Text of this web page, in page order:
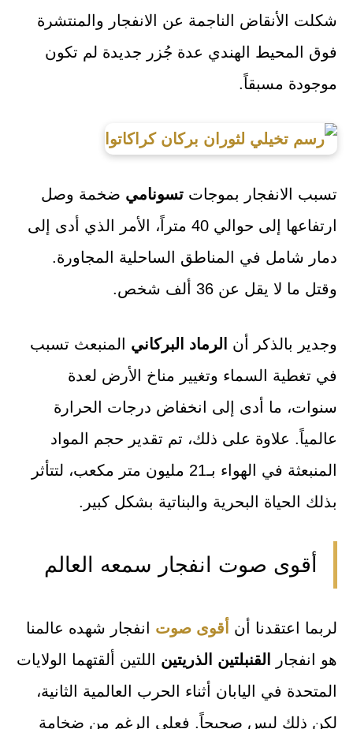
شكلت الأنقاض الناجمة عن الانفجار والمنتشرة
فوق المحيط الهندي عدة جُزر جديدة لم تكون
موجودة مسبقاً.
تسبب الانفجار بموجات تسونامي ضخمة وصل
ارتفاعها إلى حوالي 40 متراً، الأمر الذي أدى إلى
دمار شامل في المناطق الساحلية المجاورة.
وقتل ما لا يقل عن 36 ألف شخص.
وجدير بالذكر أن الرماد البركاني المنبعث تسبب
في تغطية السماء وتغيير مناخ الأرض لعدة
سنوات، ما أدى إلى انخفاض درجات الحرارة
عالمياً. علاوة على ذلك، تم تقدير حجم المواد
المنبعثة في الهواء بـ21 مليون متر مكعب، لتتأثر
بذلك الحياة البحرية والبناتية بشكل كبير.
أقوى صوت انفجار سمعه العالم
لربما اعتقدنا أن أقوى صوت انفجار شهده عالمنا
هو انفجار
القنبلتين الذريتين اللتين ألقتهما الولايات
المتحدة في اليابان أثناء الحرب العالمية الثانية،
لكن ذلك ليس صحيحاً. فعلى الرغم من ضخامة